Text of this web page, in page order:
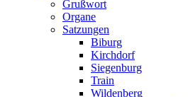
Grußwort
Organe
Satzungen
Biburg
Kirchdorf
Siegenburg
Train
Wildenberg